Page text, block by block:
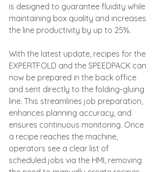
is designed to guarantee fluidity while
maintaining box quality and increases
the line productivity by up to 25%.
With the latest update, recipes for the
EXPERTFOLD and the SPEEDPACK can
now be prepared in the back office
and sent directly to the folding-gluing
line. This streamlines job preparation,
enhances planning accuracy, and
ensures continuous monitoring. Once
a recipe reaches the machine,
operators see a clear list of
scheduled jobs via the HMI, removing